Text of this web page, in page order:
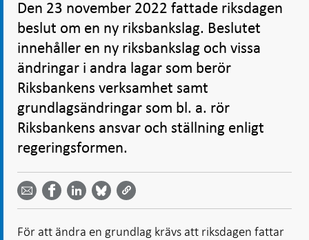
Den 23 november 2022 fattade riksdagen
beslut om en ny riksbankslag. Beslutet
innehåller en ny riksbankslag och vissa
ändringar i andra lagar som berör
Riksbankens verksamhet samt
grundlagsändringar som bl. a. rör
Riksbankens ansvar och ställning enligt
regeringsformen.
Dela
email -
Öppnas
i ny flik
Dela på
Facebook
- Öppnas
Dela på
LinkedIn
-
Öppnas
i ny flik
på
Bluesky
-
i ny flik
på
Twitter
-
i ny flik
För att ändra en grundlag krävs att riksdagen fattar